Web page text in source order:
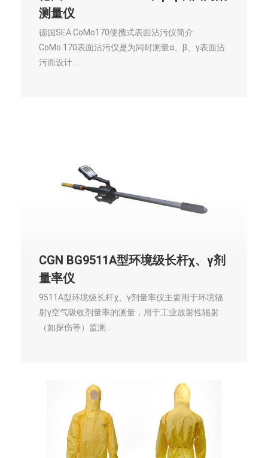
测量仪
德国SEA CoMo170便携式表面沾污仪简介
CoMo 170表面沾污仪是为同时测量α、β、γ表面沾
污而设计…
CGN BG9511A型环境级长杆χ、γ剂
量率仪
9511A型环境级长杆χ、γ剂量率仪主要用于环境辐
射γ空气吸收剂量率的测量，用于工业放射性辐射
（如探伤等）监测…